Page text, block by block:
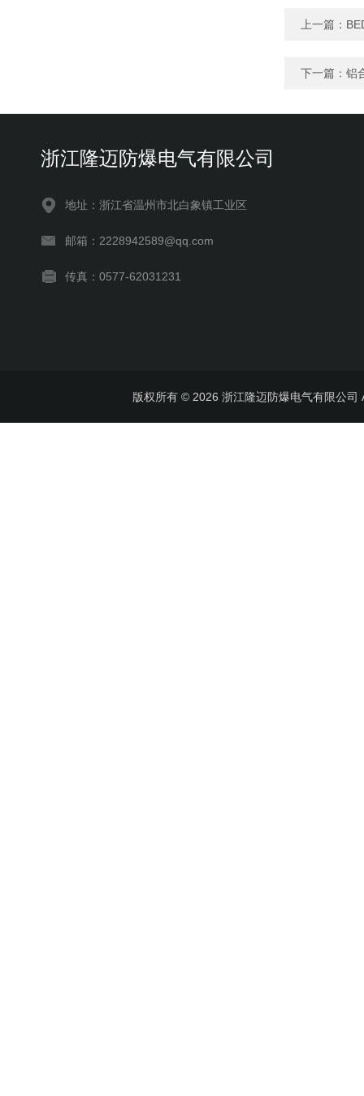
上一篇：
下一篇： 铝
浙江隆迈防爆电气有限公司
地址：浙江省温州市北白象镇工业区
邮箱：2228942589@qq.com
传真：0577-62031231
版权所有 © 2026 浙江隆迈防爆电气有限